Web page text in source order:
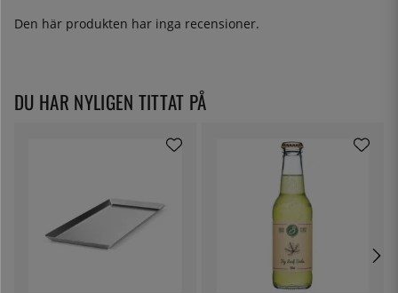
Den här produkten har inga recensioner.
DU HAR NYLIGEN TITTAT PÅ